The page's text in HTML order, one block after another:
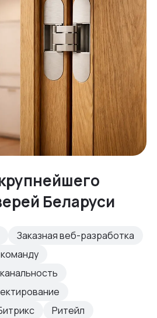
Беларуси
Заказная веб-разработка
Ритейл